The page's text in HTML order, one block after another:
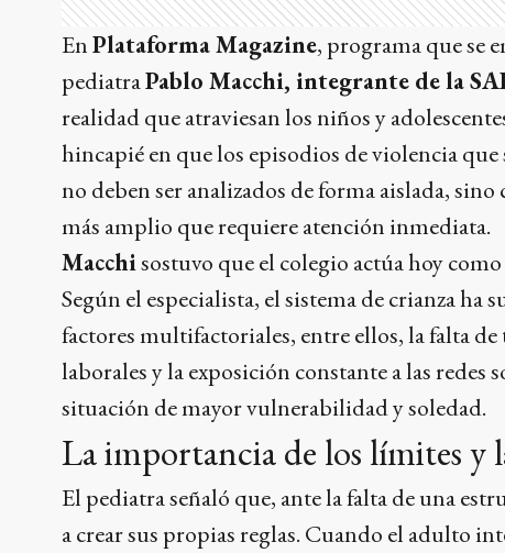
EnPlataforma Magazine, programa que se
pediatraPablo Macchi, integrante de la
realidad que atraviesan los niños y
hincapié en que los episodios de violencia
no deben ser analizados de forma aislada,
más amplio que requiere atención inmediata.
Macchisostuvo que el colegio actúa hoy
Según el especialista, el sistema de crianza
factores multifactoriales, entre ellos, la falta
laborales y la exposición constante a las redes
situación de mayor vulnerabilidad y soledad.
La importancia de los límites y
El pediatra señaló que, ante la falta de una
a crear sus propias reglas. Cuando el adulto